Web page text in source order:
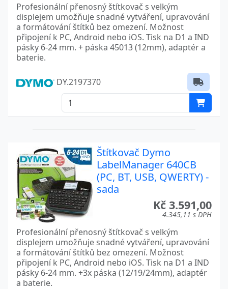
LabelWriter Wireless
LetraTag
LetraTag 200B
LetraTag LT-100T
MobileLabeler
RHINO
RHINO 4200
RHINO 5200
RHINO 6000
RHINO 6000+
RHINO M1011
XTL
Profesionální přenosný štítkovač s velkým
displejem umožňuje snadné vytváření, upravování
a formátování štítků bez omezení. Možnost
připojení k PC, Android nebo iOS. Tisk na D1 a IND
pásky 6-24 mm. + páska 45013 (12mm), adaptér a
baterie.
DY.2197370
Štítkovač Dymo
LabelManager 640CB
(PC, BT, USB, QWERTY) -
sada
Kč 3.591,00
4.345,11 s DPH
Profesionální přenosný štítkovač s velkým
displejem umožňuje snadné vytváření, upravování
a formátování štítků bez omezení. Možnost
připojení k PC, Android nebo iOS. Tisk na D1 a IND
pásky 6-24 mm. +3x páska (12/19/24mm), adaptér
a baterie.